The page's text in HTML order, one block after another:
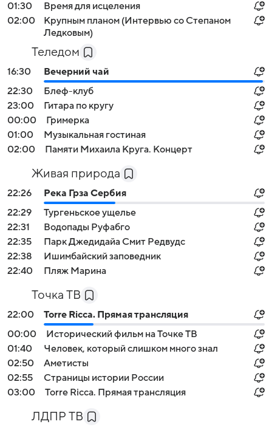
01:30
Время для исцеления
02:00
Крупным планом (Интервью со Степаном
Ледковым)
Теледом
16:30
Вечерний чай
22:30
Блеф-клуб
23:00
Гитара по кругу
00:00
Гримерка
01:00
Музыкальная гостиная
02:00
Памяти Михаила Круга. Концерт
Живая природа
22:26
Река Грза Сербия
22:29
Тургеньское ущелье
22:31
Водопады Руфабго
22:35
Парк Джедидайа Смит Редвудс
22:38
Ишимбайский заповедник
22:40
Пляж Марина
Точка ТВ
22:00
Torre Ricca. Прямая трансляция
00:00
Исторический фильм на Точке ТВ
01:40
Человек, который слишком много знал
02:50
Аметисты
02:55
Страницы истории России
03:00
Torre Ricca. Прямая трансляция
ЛДПР ТВ